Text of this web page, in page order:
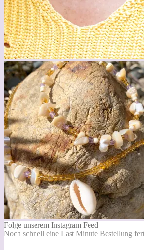
Folge unserem Instagram Feed
Noch schnell eine Last Minute Bestellung